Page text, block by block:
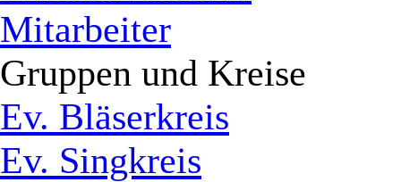
Mitarbeiter
Gruppen und Kreise
Ev. Bläserkreis
Ev. Singkreis